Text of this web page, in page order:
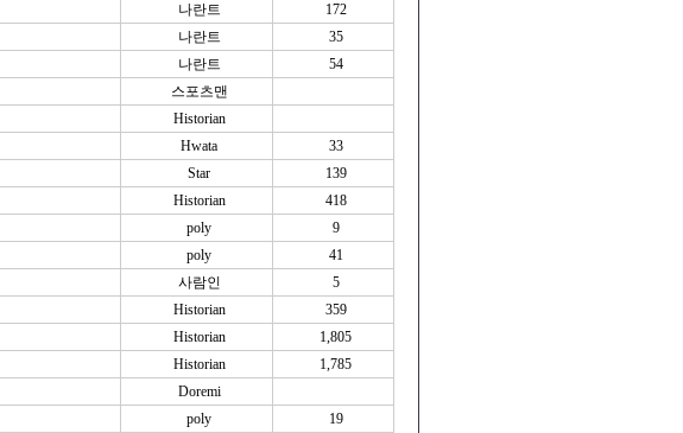
나란트
172
나란트
35
나란트
54
스포츠맨
Historian
Hwata
33
Star
139
Historian
418
poly
9
poly
41
사람인
5
Historian
359
Historian
1,805
Historian
1,785
Doremi
poly
19